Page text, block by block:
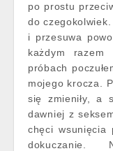
po prostu
do
i przesuwa
każdym razem
próbach
mojego krocza.
się zmieniły, a
dawniej z
chęci wsunięcia
dokuczanie.